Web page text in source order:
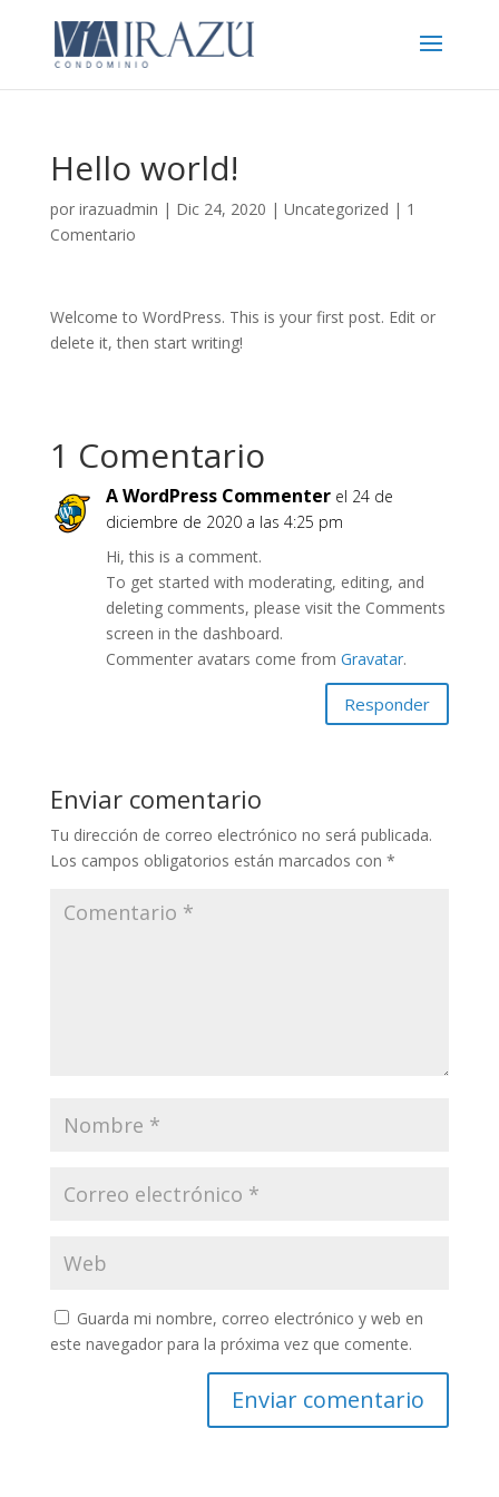
Hello world!
por irazuadmin | Dic 24, 2020 | Uncategorized | 1
Comentario
Welcome to WordPress. This is your first post. Edit or
delete it, then start writing!
1 Comentario
A WordPress Commenter el 24 de
diciembre de 2020 a las 4:25 pm
Hi, this is a comment.
To get started with moderating, editing, and
deleting comments, please visit the Comments
screen in the dashboard.
Commenter avatars come from Gravatar.
Responder
Enviar comentario
Tu dirección de correo electrónico no será publicada.
Los campos obligatorios están marcados con *
Guarda mi nombre, correo electrónico y web en
este navegador para la próxima vez que comente.